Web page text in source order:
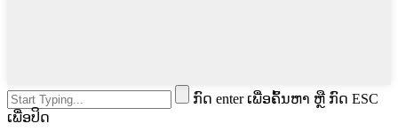
ກົດ enter ເພື່ອຄົ້ນຫາ ຫຼື ກົດ ESC
ເພື່ອປິດ